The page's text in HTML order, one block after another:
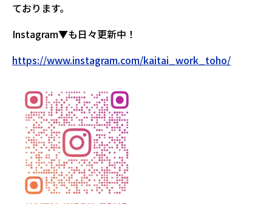
ております。
Instagram▼も日々更新中！
https://www.instagram.com/kaitai_work_toho/